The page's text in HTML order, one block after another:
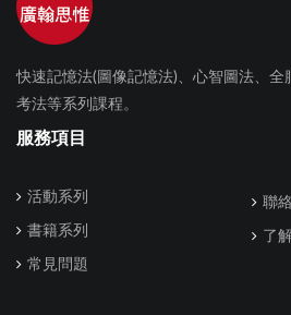
快速記憶法(圖像記憶法)、心智圖法、全
考法等系列課程。
服務項目
活動系列
書籍系列
常見問題
聯
了